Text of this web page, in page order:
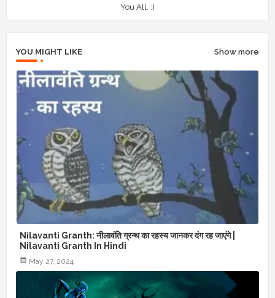
You All. :)
YOU MIGHT LIKE Show more
Nilavanti Granth: नीलावंति ग्रन्थ का रहस्य जानकर दंग रह जाएंगे |
Nilavanti Granth In Hindi
May 27, 2024